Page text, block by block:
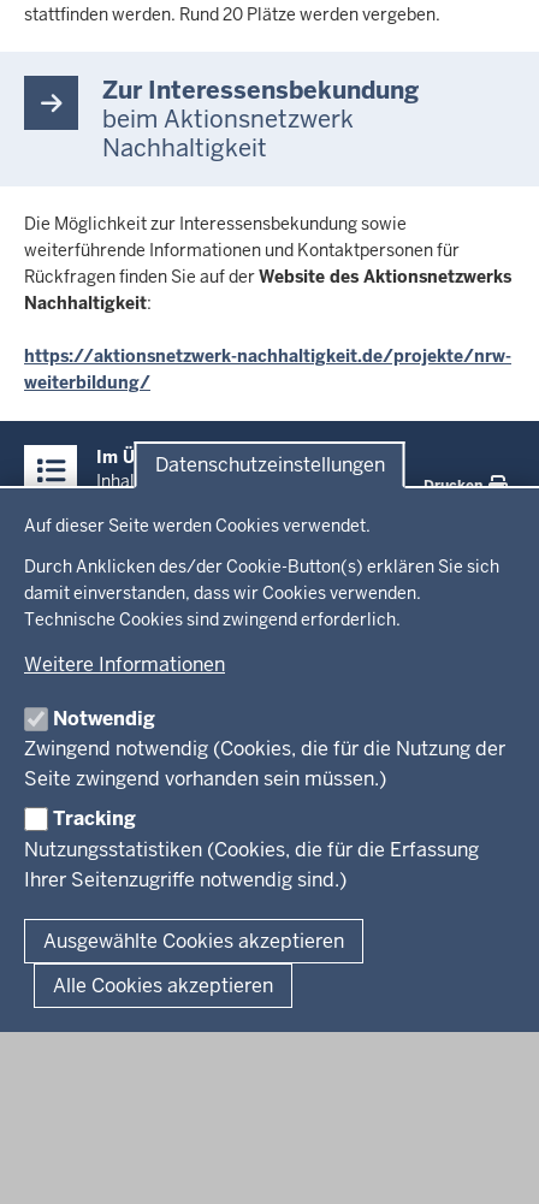
Datenschutzeinstellungen
Auf dieser Seite werden Cookies verwendet.
Durch Anklicken des/der Cookie-Button(s) erklären Sie sich
damit einverstanden, dass wir Cookies verwenden.
Technische Cookies sind zwingend erforderlich.
Weitere Informationen
Notwendig
Zwingend notwendig (Cookies, die für die Nutzung der
Seite zwingend vorhanden sein müssen.)
Tracking
Nutzungsstatistiken (Cookies, die für die Erfassung
Ihrer Seitenzugriffe notwendig sind.)
Ausgewählte Cookies akzeptieren
Alle Cookies akzeptieren
stattfinden werden. Rund 20 Plätze werden vergeben.
Zur Interessensbekundung
beim Aktionsnetzwerk
Nachhaltigkeit
Die Möglichkeit zur Interessensbekundung sowie
weiterführende Informationen und Kontaktpersonen für
Rückfragen finden Sie auf derWebsite des Aktionsnetzwerks
Nachhaltigkeit:
https://aktionsnetzwerk-nachhaltigkeit.de/projekte/nrw-
weiterbildung/
Inhalte
Im Überblick
Inhalt
Drucken
Menü
in
der
Fußzeile
Startseite
Ministerium
Leitung des Hauses
Organisation
Arbeitgeber Ministerium
Rechtsgrundlagen
Kultur
Wissenschaft, Forschung, Lehre und Studium
Presse
Service
Kontakt
Fußzeile
Datenschutz Erklärung zur Barrierefreiheit